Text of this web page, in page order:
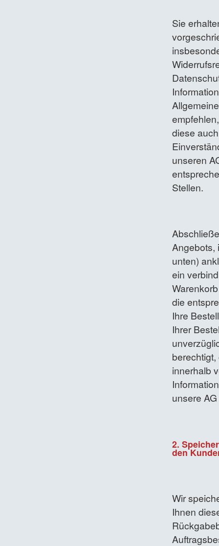
Sie
diese
unseren
Stellen.
Angebots,
unten)
ein
die
Ihre
Ihrer
innerhalb
unsere
2.
den
Wir
Ihnen